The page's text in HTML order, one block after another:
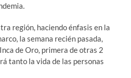
región, haciendo énfasis en la
la semana recién pasada,
de Oro, primera de otras 2
tanto la vida de las personas